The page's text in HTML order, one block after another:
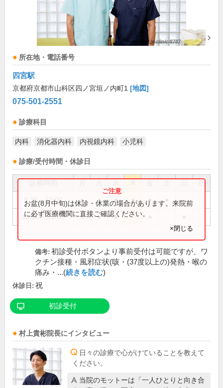
所在地・電話番号
四宮駅
京都府京都市山科区四ノ宮垣ノ内町1 [地図]
075-501-2551
診療科目
内科 消化器内科 内視鏡内科 小児科
診療/受付時間・休診日
祝
9:30～12:00 ● ● ● ● ●
18:00～20:00 ● ● ●
お盆(8月中旬)は休診・休業の場合があります。来院前
に必ず医療機関に直接ご確認ください。
×閉じる
備考: 初診受付ボタンより事前受付は可能ですが、ワ
クチン接種・風邪症状(咳・(37度以上の)発熱・喉の
痛み・...(続きを読む)
休診日: 祝
初診受付
村上貴彬院長にインタビュー
日々の診療で心がけていることを教えて
ください。
当院のモットーは「一人ひとりと向き合